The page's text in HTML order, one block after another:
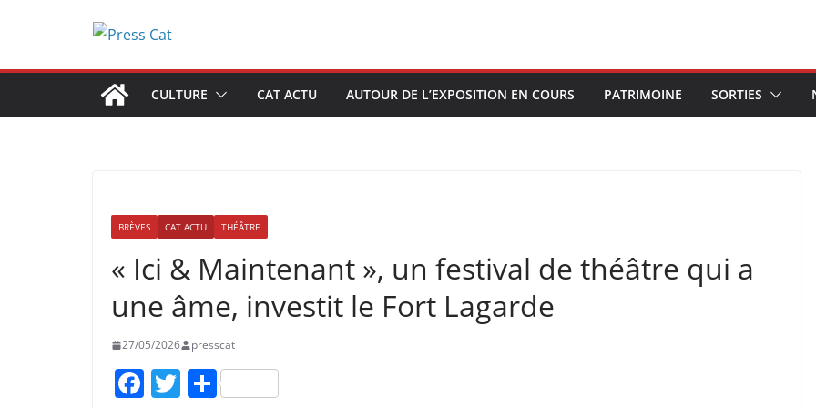
CULTURE CAT ACTU AUTOUR DE L’EXPOSITION EN COURS PATRIMOINE SORTIES
BRÈVES CAT ACTU THÉÂTRE
« Ici & Maintenant », un festival de théâtre qui a
une âme, investit le Fort Lagarde
27/05/2026 presscat
F T P 05/